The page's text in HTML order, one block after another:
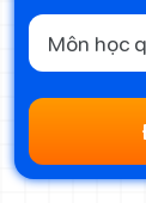
Môn học